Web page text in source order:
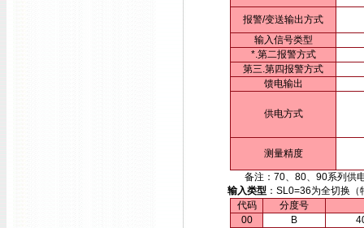
报警/变送输出方式
输入信号类型
*.第二报警方式
第三.第四报警方式
馈电输出
供电方式
测量精度
备注：70、80、90系列供电
输入类型：SL0=36为全切换（
代码
分度号
00
B